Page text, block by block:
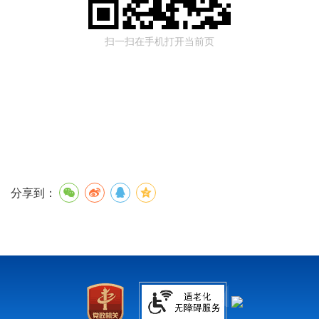
扫一扫在手机打开当前页
分享到：